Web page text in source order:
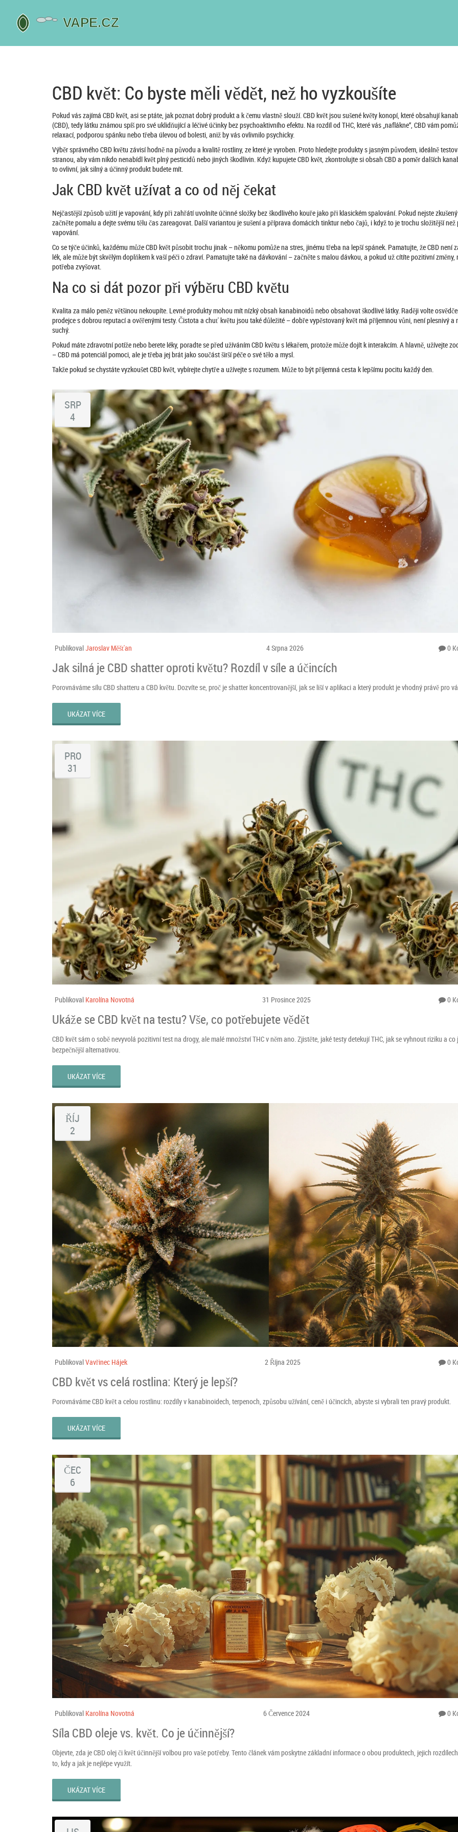
CBD květ: Co byste měli vědět, než ho vyzkoušíte
Pokud vás zajímá CBD květ, asi se ptáte, jak poznat dobrý produkt a k čemu vlastně slouží. CBD květ jsou sušené květy konopí, které obsahují
(CBD), tedy látku známou spíš pro své uklidňující a léčivé účinky bez psychoaktivního efektu. Na rozdíl od THC, které vás „naﬂákne“, CBD vám
relaxací, podporou spánku nebo třeba úlevou od bolesti, aniž by vás ovlivnilo psychicky.
Výběr správného CBD květu závisí hodně na původu a kvalitě rostliny, ze které je vyroben. Proto hledejte produkty s jasným původem, ideálně
stranou, aby vám nikdo nenabídl květ plný pesticidů nebo jiných škodlivin. Když kupujete CBD květ, zkontrolujte si obsah CBD a poměr dalších
to ovlivní, jak silný a účinný produkt budete mít.
Jak CBD květ užívat a co od něj čekat
Nejčastější způsob užití je vapování, kdy při zahřátí uvolníte účinné složky bez škodlivého kouře jako při klasickém spalování. Pokud nejste
začněte pomalu a dejte svému tělu čas zareagovat. Další variantou je sušení a příprava domácích tinktur nebo čajů, i když to je trochu složitější než
vapování.
Co se týče účinků, každému může CBD květ působit trochu jinak – někomu pomůže na stres, jinému třeba na lepší spánek. Pamatujte, že CBD není
lék, ale může být skvělým doplňkem k vaší péči o zdraví. Pamatujte také na dávkování – začněte s malou dávkou, a pokud už cítíte pozitivní změny,
potřeba zvyšovat.
Na co si dát pozor při výběru CBD květu
Kvalita za málo peněz většinou nekoupíte. Levné produkty mohou mít nízký obsah kanabinoidů nebo obsahovat škodlivé látky. Raději volte
prodejce s dobrou reputací a ověřenými testy. Čistota a chuť květu jsou také důležité – dobře vypěstovaný květ má příjemnou vůni, není plesnivý a
suchý.
Pokud máte zdravotní potíže nebo berete léky, poradte se před užíváním CBD květu s lékařem, protože může dojít k interakcím. A hlavně, užívejte
– CBD má potenciál pomoci, ale je třeba jej brát jako součást širší péče o své tělo a mysl.
Takže pokud se chystáte vyzkoušet CBD květ, vybírejte chytře a užívejte s rozumem. Může to být příjemná cesta k lepšímu pocitu každý den.
SRP
4
PublikovalJaroslav Měšťan 4 Srpna 2026 0
Jak silná je CBD shatter oproti květu? Rozdíl v síle a účincích
Porovnáváme sílu CBD shatteru a CBD květu. Dozvíte se, proč je shatter koncentrovanější, jak se liší v aplikaci a který produkt je vhodný právě pro
UKÁZAT VÍCE
PRO
31
Publikoval Karolína Novotná 31 Prosince 2025 0
Ukáže se CBD květ na testu? Vše, co potřebujete vědět
CBD květ sám o sobě nevyvolá pozitivní test na drogy, ale malé množství THC v něm ano. Zjistěte, jaké testy detekují THC, jak se vyhnout riziku a co
bezpečnější alternativou.
UKÁZAT VÍCE
ŘÍJ
2
PublikovalVavřinec Hájek 2 Října 2025 0
CBD květ vs celá rostlina: Který je lepší?
Porovnáváme CBD květ a celou rostlinu: rozdíly v kanabinoidech, terpenoch, způsobu užívání, ceně i účincích, abyste si vybrali ten pravý produkt.
UKÁZAT VÍCE
ČEC
6
Publikoval Karolína Novotná 6 Července 2024 0
Síla CBD oleje vs. květ. Co je účinnější?
Objevte, zda je CBD olej či květ účinnější volbou pro vaše potřeby. Tento článek vám poskytne základní informace o obou produktech, jejich
to, kdy a jak je nejlépe využít.
UKÁZAT VÍCE